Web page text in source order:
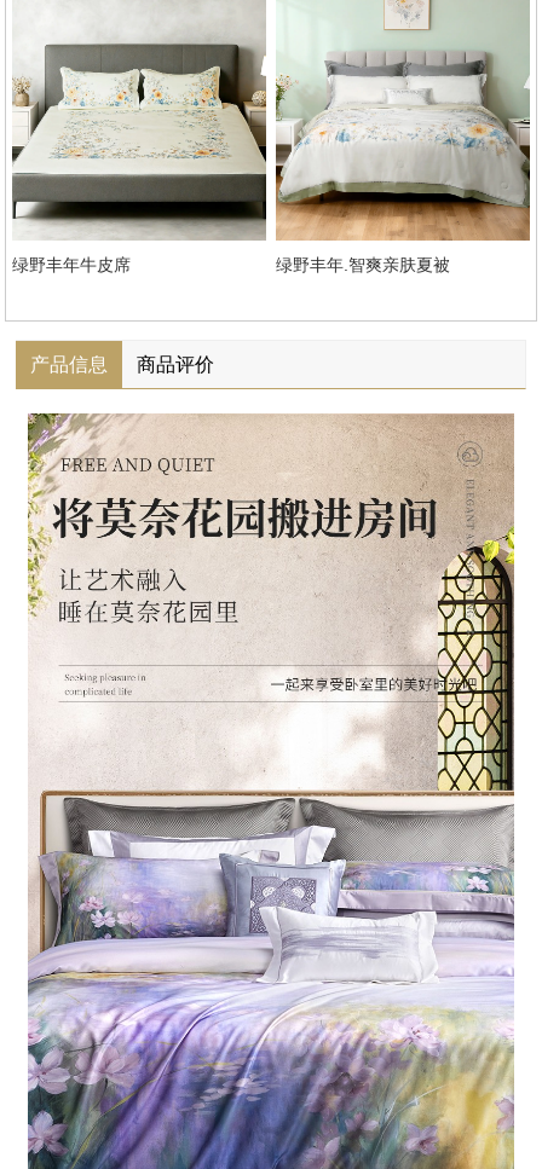
绿野丰年牛皮席 绿野丰年.智爽亲肤夏被
产品信息 商品评价